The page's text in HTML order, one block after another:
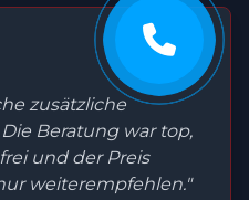
zusätzliche
Beratung war top,
und der Preis
weiterempfehlen."